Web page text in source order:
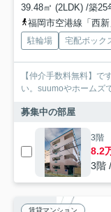
39.48㎡ (2LDK) /築25
福岡市空港線「西
駐輪場 宅配ボック
【仲介手数料無料】で
い。suumoやホームズ
募集中の部屋
3階
8.2
3階
賃貸マンション